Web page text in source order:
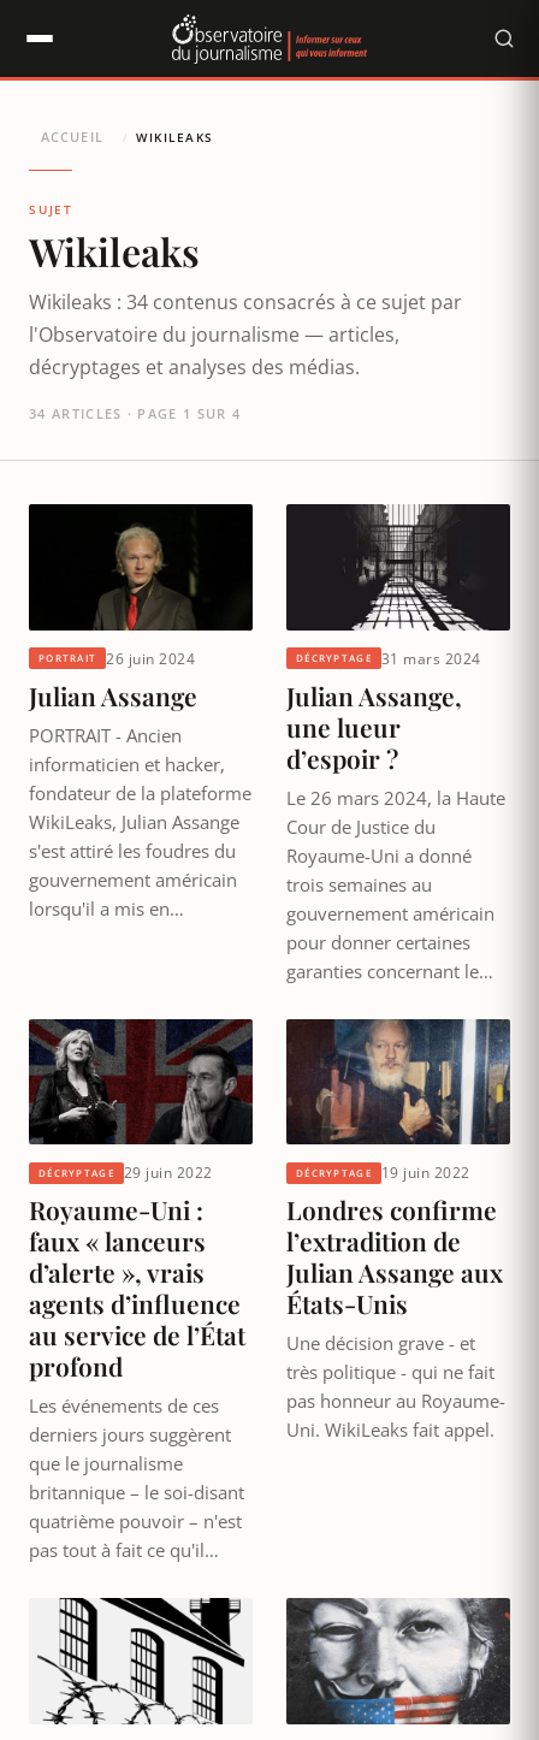
ACCUEIL / WIKILEAKS
SUJET
Wikileaks
Wikileaks : 34 contenus consacrés à ce sujet par
l'Observatoire du journalisme — articles,
décryptages et analyses des médias.
34 ARTICLES · PAGE 1 SUR 4
PORTRAIT 26 juin 2024
Julian Assange
PORTRAIT - Ancien
informaticien et hacker,
fondateur de la plateforme
WikiLeaks, Julian Assange
s'est attiré les foudres du
gouvernement américain
lorsqu'il a mis en…
DÉCRYPTAGE 31 mars 2024
Julian Assange,
une lueur
d’espoir ?
Le 26 mars 2024, la Haute
Cour de Justice du
Royaume-Uni a donné
trois semaines au
gouvernement américain
pour donner certaines
garanties concernant le…
DÉCRYPTAGE 29 juin 2022
Royaume-Uni :
faux « lanceurs
d’alerte », vrais
agents d’influence
au service de l’État
profond
Les événements de ces
derniers jours suggèrent
que le journalisme
britannique – le soi-disant
quatrième pouvoir – n'est
pas tout à fait ce qu'il…
DÉCRYPTAGE 19 juin 2022
Londres confirme
l’extradition de
Julian Assange aux
États-Unis
Une décision grave - et
très politique - qui ne fait
pas honneur au Royaume-
Uni. WikiLeaks fait appel.
Panneau de gestion des cookies